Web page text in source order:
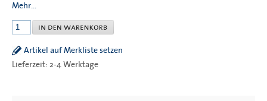
Mehr...
Artikel auf Merkliste setzen
Lieferzeit: 2-4 Werktage